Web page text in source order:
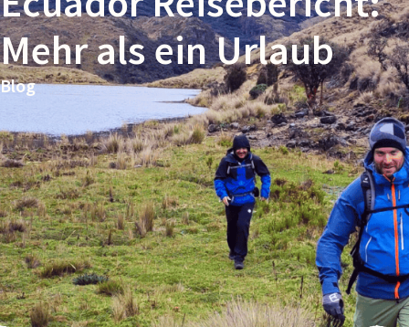
Mehr als ein Urlaub
Blog